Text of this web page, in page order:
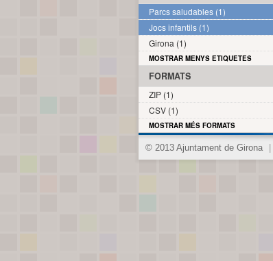
Parcs saludables (1)
Jocs infantils (1)
Girona (1)
MOSTRAR MENYS ETIQUETES
FORMATS
ZIP (1)
CSV (1)
MOSTRAR MÉS FORMATS
© 2013 Ajuntament de Girona